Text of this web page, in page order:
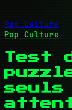
Pop Culture
Pop Culture
Test
seuls